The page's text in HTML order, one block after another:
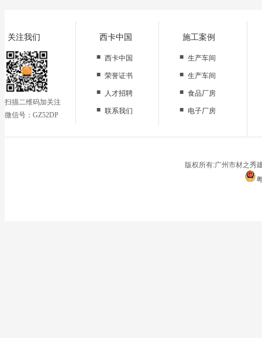
关注我们
扫描二维码加关注
微信号：GZ52DP
西卡中国
■ 西卡中国
■ 荣誉证书
■
人才招聘
■ 联系我们
施工案例
■ 生产车间
■ 生产车间
■ 食品厂房
■ 电子厂房
停车场
版权所有:广州市材之